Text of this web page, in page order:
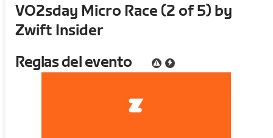
VO2sday Micro Race (2 of 5) by
Zwift Insider
Reglas del evento